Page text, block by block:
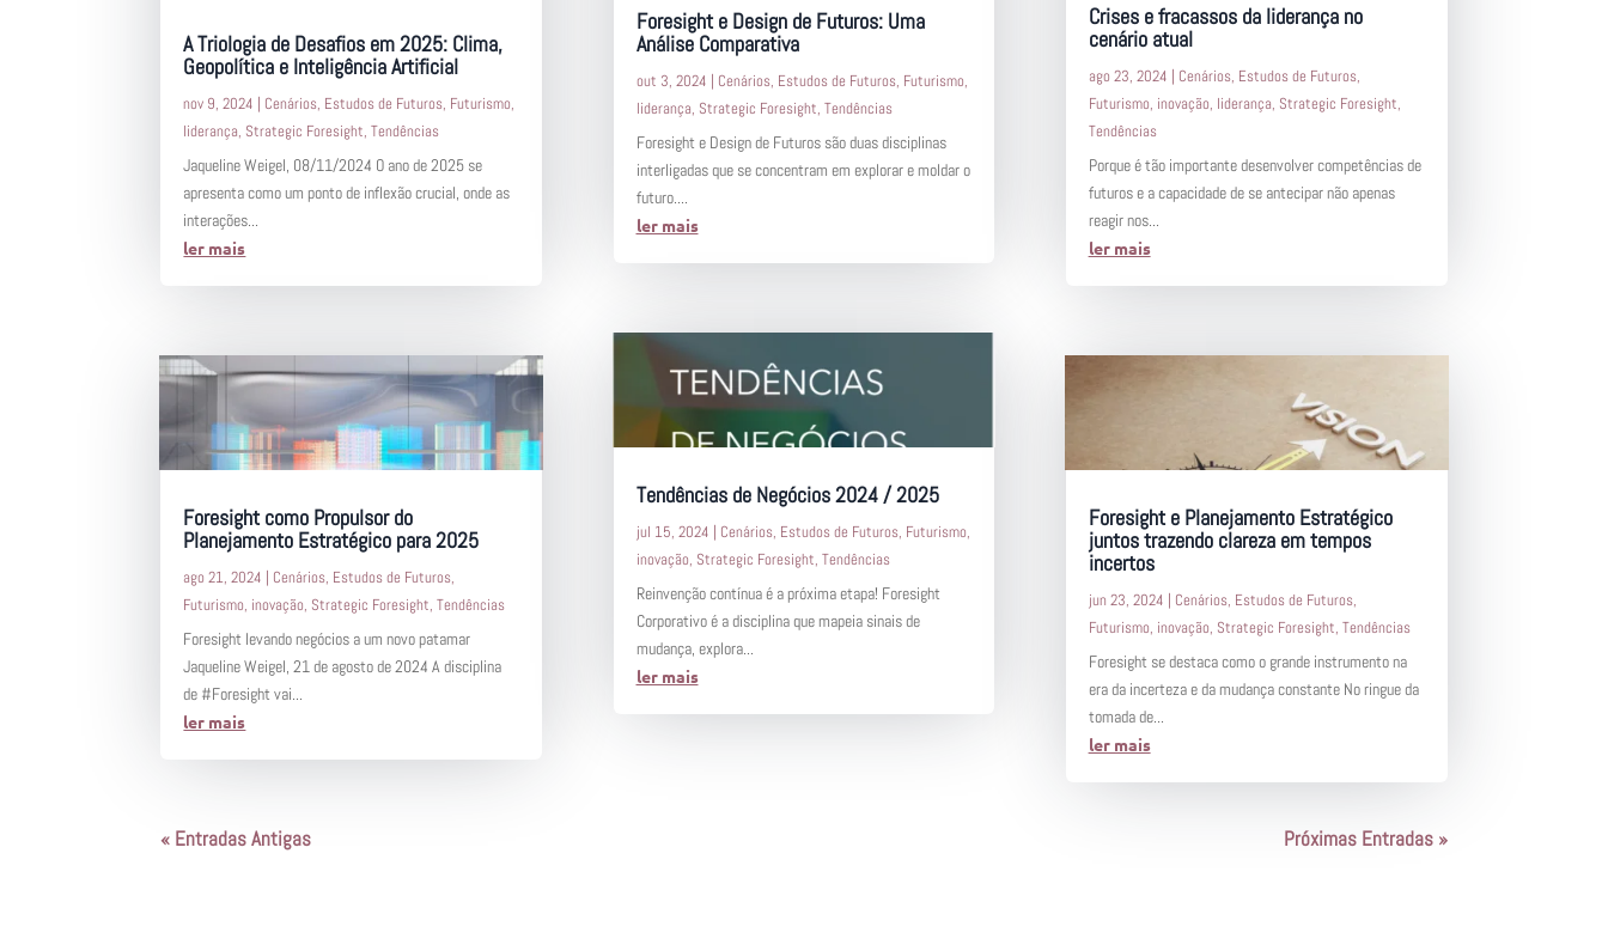
A Triologia de Desafios em 2025: Clima,
Geopolítica e Inteligência Artificial
nov 9, 2024 | Cenários, Estudos de Futuros, Futurismo,
liderança, Strategic Foresight,Tendências
Jaqueline Weigel, 08/11/2024 O ano de 2025 se
apresenta como um ponto de inflexão crucial, onde as
interações...
ler mais
Foresight como Propulsor do
Planejamento Estratégico para 2025
ago 21, 2024 | Cenários, Estudos de Futuros,
Futurismo, inovação, Strategic Foresight,Tendências
Foresight levando negócios a um novo patamar
Jaqueline Weigel, 21 de agosto de 2024 A disciplina
de #Foresight vai...
ler mais
Foresight e Design de Futuros: Uma
Análise Comparativa
out 3, 2024 | Cenários, Estudos de Futuros, Futurismo,
liderança, Strategic Foresight, Tendências
Foresight e Design de Futuros são duas disciplinas
interligadas que se concentram em explorar e moldar o
futuro....
ler mais
Tendências de Negócios 2024 / 2025
jul 15, 2024 | Cenários, Estudos de Futuros, Futurismo,
inovação, Strategic Foresight, Tendências
Reinvenção contínua é a próxima etapa! Foresight
Corporativo é a disciplina que mapeia sinais de
mudança, explora...
ler mais
Crises e fracassos da liderança no
cenário atual
ago 23, 2024 | Cenários, Estudos de Futuros,
Futurismo, inovação, liderança, Strategic Foresight,
Tendências
Porque é tão importante desenvolver competências de
futuros e a capacidade de se antecipar não apenas
reagir nos...
ler mais
Foresight e Planejamento Estratégico
juntos trazendo clareza em tempos
incertos
jun 23, 2024 | Cenários, Estudos de Futuros,
Futurismo, inovação, Strategic Foresight, Tendências
Foresight se destaca como o grande instrumento na
era da incerteza e da mudança constante No ringue da
tomada de...
ler mais
« Entradas Antigas Próximas Entradas »